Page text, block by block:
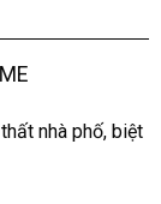
nhà phố, biệt